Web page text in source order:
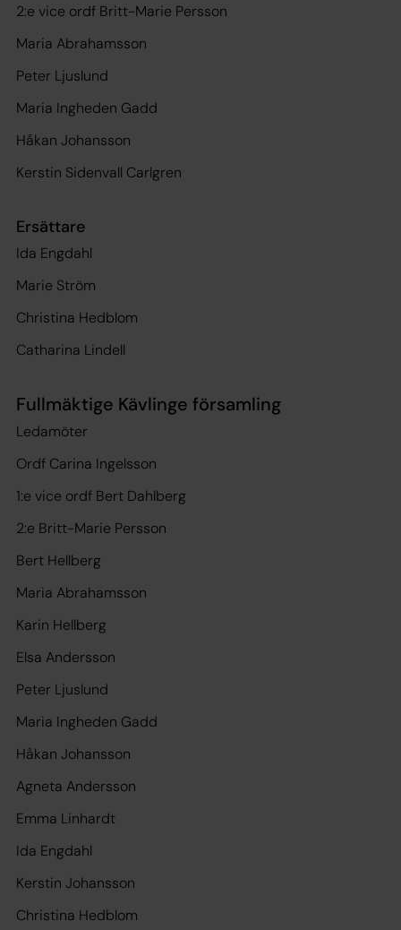
2:e vice ordf Britt-Marie Persson
Maria Abrahamsson
Peter Ljuslund
Maria Ingheden Gadd
Håkan Johansson
Kerstin Sidenvall Carlgren
Ersättare
Ida Engdahl
Marie Ström
Christina Hedblom
Catharina Lindell
Fullmäktige Kävlinge församling
Ledamöter
Ordf Carina Ingelsson
1:e vice ordf Bert Dahlberg
2:e Britt-Marie Persson
Bert Hellberg
Maria Abrahamsson
Karin Hellberg
Elsa Andersson
Peter Ljuslund
Maria Ingheden Gadd
Håkan Johansson
Agneta Andersson
Emma Linhardt
Ida Engdahl
Kerstin Johansson
Christina Hedblom